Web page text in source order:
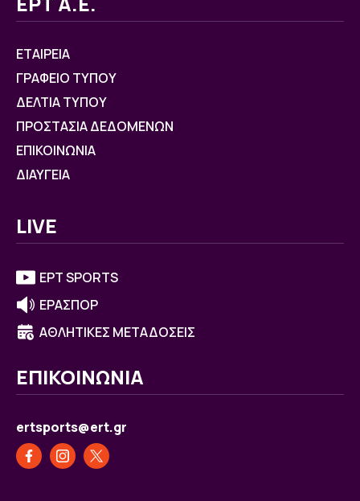
ΕΤΑΙΡΕΙΑ
ΓΡΑΦΕΙΟ ΤΥΠΟΥ
ΔΕΛΤΙΑ ΤΥΠΟΥ
ΠΡΟΣΤΑΣΙΑ ΔΕΔΟΜΕΝΩΝ
ΕΠΙΚΟΙΝΩΝΙΑ
ΔΙΑΥΓΕΙΑ
LIVE
ΕΡΤ SPORTS
ΕΡΑΣΠΟΡ
ΑΘΛΗΤΙΚΕΣ ΜΕΤΑΔΟΣΕΙΣ
ΕΠΙΚΟΙΝΩΝΙΑ
ertsports@ert.gr